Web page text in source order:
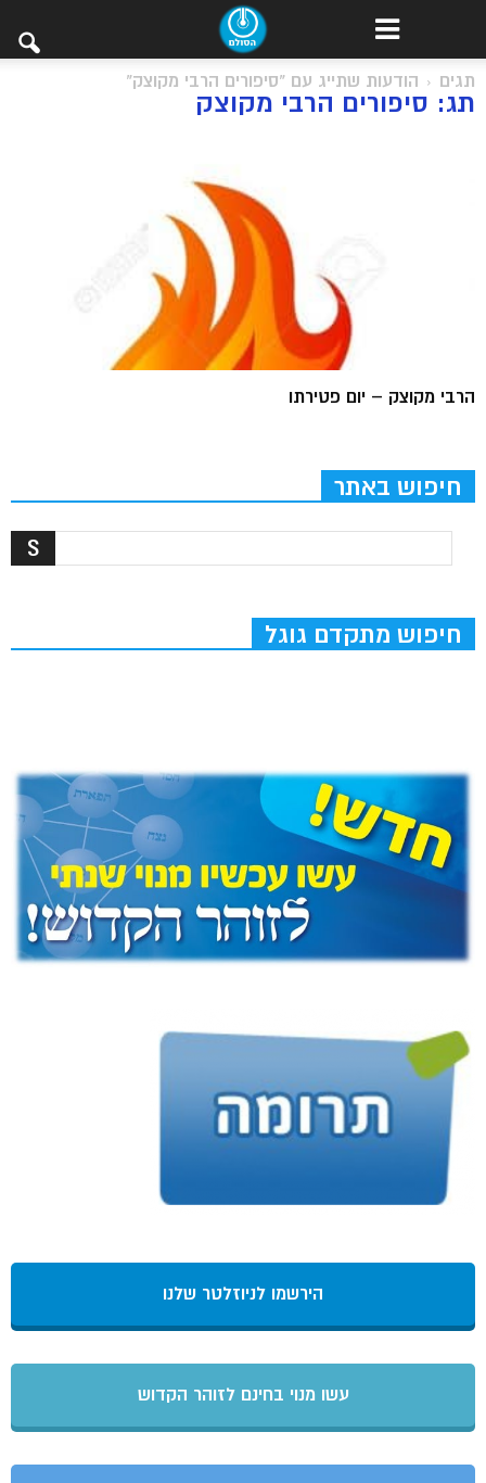
תגים הודעות שתייג עם "סיפורים הרבי מקוצק"
תג: סיפורים הרבי מקוצק
הרבי מקוצק – יום פטירתו
חיפוש באתר
חיפוש מתקדם גוגל
הירשמו לניוזלטר שלנו
עשו מנוי בחינם לזוהר הקדוש